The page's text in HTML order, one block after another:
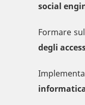
social
Formare
degli